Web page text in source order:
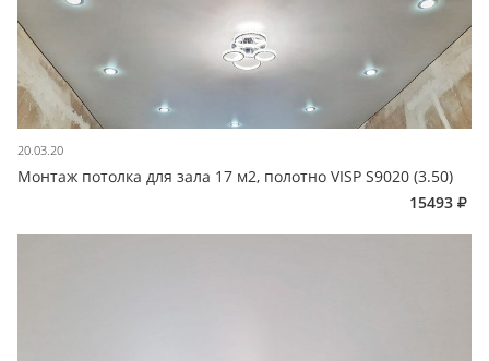
20.03.20
Монтаж потолка для зала 17 м2, полотно VISP S9020 (3.50)
15493